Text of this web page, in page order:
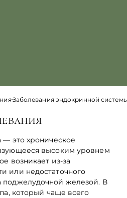
Заболевания эндокринной
— это хроническое
высоким уровнем
возникает из-за
или недостаточного
поджелудочной железой. В
который чаще всего